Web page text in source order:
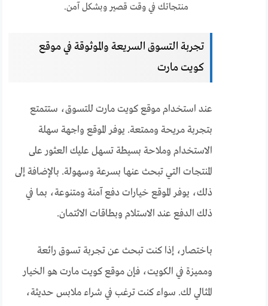
منتجاتك في وقت قصير وبشكل آمن.
تجربة التسوق السريعة والموثوقة في موقع
كويت مارت
عند استخدام موقع كويت مارت للتسوق، ستتمتع
بتجربة مريحة وممتعة. يوفر الموقع واجهة سهلة
الاستخدام وملاحة بسيطة تسهل عليك العثور على
المنتجات التي تبحث عنها بسرعة وسهولة. بالإضافة إلى
ذلك، يوفر الموقع خيارات دفع آمنة ومتنوعة، بما في
ذلك الدفع عند الاستلام وبطاقات الائتمان.
باختصار، إذا كنت تبحث عن تجربة تسوق رائعة
ومميزة في الكويت، فإن موقع كويت مارت هو الخيار
المثالي لك. سواء كنت ترغب في شراء ملابس حديثة،